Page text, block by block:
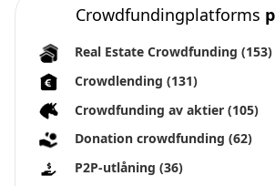
Crowdfundingplatforms
Real Estate Crowdfunding (153)
Crowdlending (131)
Crowdfunding av aktier (105)
Donation crowdfunding (62)
P2P-utlåning (36)